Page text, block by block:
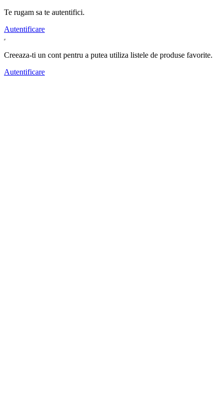
Te rugam sa te autentifici.
Autentificare
Creeaza-ti un cont pentru a putea utiliza listele de produse favorite.
Autentificare